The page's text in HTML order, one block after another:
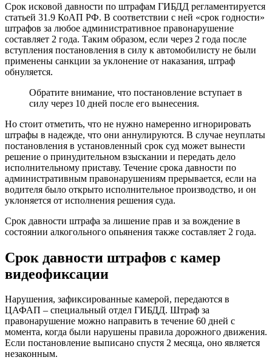
Срок исковой давности по штрафам ГИБДД регламентируется
статьей 31.9 КоАП РФ. В соответствии с ней «срок годности»
штрафов за любое административное правонарушение
составляет 2 года. Таким образом, если через 2 года после
вступления постановления в силу к автомобилисту не были
применены санкции за уклонение от наказания, штраф
обнуляется.
Обратите внимание, что постановление вступает в
силу через 10 дней после его вынесения.
Но стоит отметить, что не нужно намеренно игнорировать
штрафы в надежде, что они аннулируются. В случае неуплаты
постановления в установленный срок суд может вынести
решение о принудительном взыскании и передать дело
исполнительному приставу. Течение срока давности по
административным правонарушениям прерывается, если на
водителя было открыто исполнительное производство, и он
уклоняется от исполнения решения суда.
Срок давности штрафа за лишение прав и за вождение в
состоянии алкогольного опьянения также составляет 2 года.
Срок давности штрафов с камер
видеофиксации
Нарушения, зафиксированные камерой, передаются в
ЦАФАП – специальный отдел ГИБДД. Штраф за
правонарушение можно направить в течение 60 дней с
момента, когда были нарушены правила дорожного движения.
Если постановление выписано спустя 2 месяца, оно является
незаконным.